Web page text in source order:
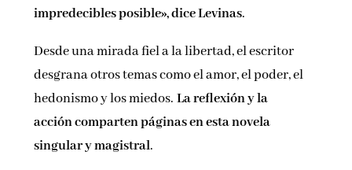
impredecibles posible», dice Levinas.
Desde una mirada fiel a la libertad, el escritor
desgrana otros temas como el amor, el poder, el
hedonismo y los miedos.La reflexión y la
acción comparten páginas en esta novela
singular y magistral.